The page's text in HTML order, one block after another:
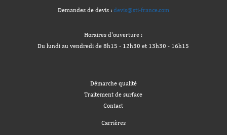
Demandes de devis : devis@sti-france.com
Horaires d'ouverture :
Du lundi au vendredi de 8h15 - 12h30 et 13h30 - 16h15
Démarche qualité
Traitement de surface
Contact
Carrières